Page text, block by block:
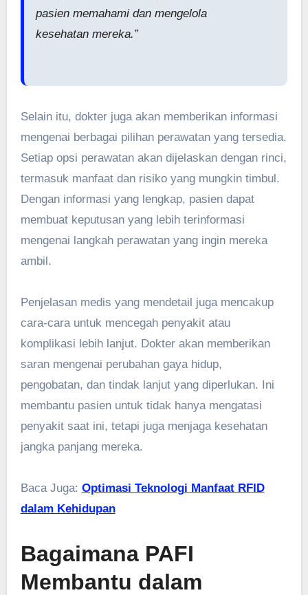
pasien memahami dan mengelola
kesehatan mereka.”
Selain itu, dokter juga akan memberikan informasi
mengenai berbagai pilihan perawatan yang tersedia.
Setiap opsi perawatan akan dijelaskan dengan rinci,
termasuk manfaat dan risiko yang mungkin timbul.
Dengan informasi yang lengkap, pasien dapat
membuat keputusan yang lebih terinformasi
mengenai langkah perawatan yang ingin mereka
ambil.
Penjelasan medis yang mendetail juga mencakup
cara-cara untuk mencegah penyakit atau
komplikasi lebih lanjut. Dokter akan memberikan
saran mengenai perubahan gaya hidup,
pengobatan, dan tindak lanjut yang diperlukan. Ini
membantu pasien untuk tidak hanya mengatasi
penyakit saat ini, tetapi juga menjaga kesehatan
jangka panjang mereka.
Baca Juga: Optimasi Teknologi Manfaat RFID
dalam Kehidupan
Bagaimana PAFI
Membantu dalam